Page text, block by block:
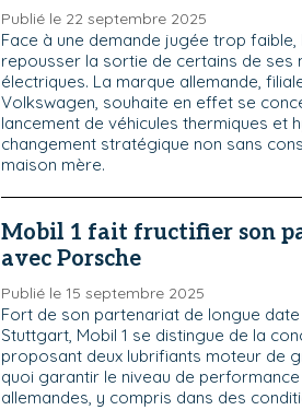
Publié le 22 septembre 2025
Face à une demande jugée trop faible,
repousser la sortie de certains de ses
électriques. La marque allemande,
Volkswagen, souhaite en effet se
lancement de véhicules thermiques et
changement stratégique non sans
maison mère.
Mobil 1 fait fructifier son
avec Porsche
Publié le 15 septembre 2025
Fort de son partenariat de longue
Stuttgart, Mobil 1 se distingue de la
proposant deux lubrifiants moteur de
quoi garantir le niveau de
allemandes, y compris dans des